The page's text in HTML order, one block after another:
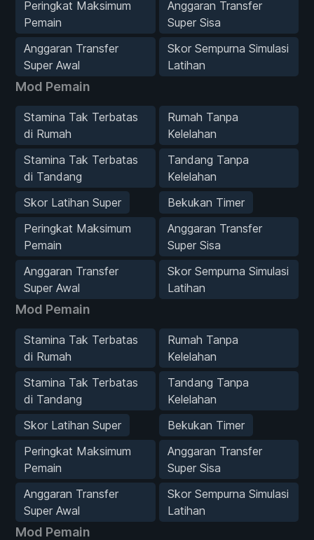
Peringkat Maksimum
Pemain
Anggaran Transfer
Super Sisa
Anggaran Transfer
Super Awal
Skor Sempurna Simulasi
Latihan
Mod Pemain
Stamina Tak Terbatas
di Rumah
Rumah Tanpa
Kelelahan
Stamina Tak Terbatas
di Tandang
Tandang Tanpa
Kelelahan
Skor Latihan Super
Bekukan Timer
Peringkat Maksimum
Pemain
Anggaran Transfer
Super Sisa
Anggaran Transfer
Super Awal
Skor Sempurna Simulasi
Latihan
Mod Pemain
Stamina Tak Terbatas
di Rumah
Rumah Tanpa
Kelelahan
Stamina Tak Terbatas
di Tandang
Tandang Tanpa
Kelelahan
Skor Latihan Super
Bekukan Timer
Peringkat Maksimum
Pemain
Anggaran Transfer
Super Sisa
Anggaran Transfer
Super Awal
Skor Sempurna Simulasi
Latihan
Mod Pemain